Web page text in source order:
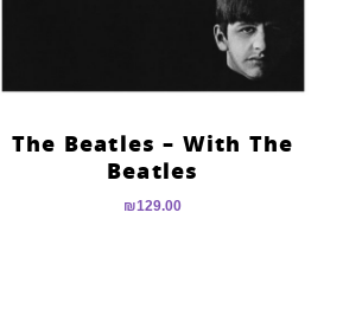
The Beatles – With The
Beatles
₪129.00